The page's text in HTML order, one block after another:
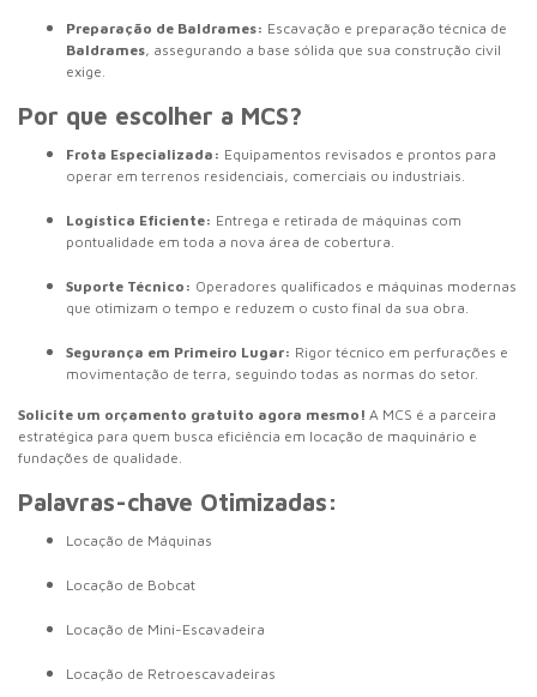
Preparação de Baldrames: Escavação e preparação técnica de
Baldrames, assegurando a base sólida que sua construção civil
exige.
Por que escolher a MCS?
Frota Especializada: Equipamentos revisados e prontos para
operar em terrenos residenciais, comerciais ou industriais.
Logística Eficiente: Entrega e retirada de máquinas com
pontualidade em toda a nova área de cobertura.
Suporte Técnico: Operadores qualificados e máquinas modernas
que otimizam o tempo e reduzem o custo final da sua obra.
Segurança em Primeiro Lugar: Rigor técnico em perfurações e
movimentação de terra, seguindo todas as normas do setor.
Solicite um orçamento gratuito agora mesmo! A MCS é a parceira
estratégica para quem busca eficiência em locação de maquinário e
fundações de qualidade.
Palavras-chave Otimizadas:
Locação de Máquinas
Locação de Bobcat
Locação de Mini-Escavadeira
Locação de Retroescavadeiras